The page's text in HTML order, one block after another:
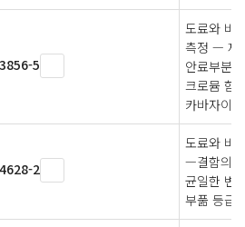
5
도료와 바
측정 — 제
안료부분
크로뮴 함
카바자이
2
도료와 바
—결함의
균일한 변
부풂 등급